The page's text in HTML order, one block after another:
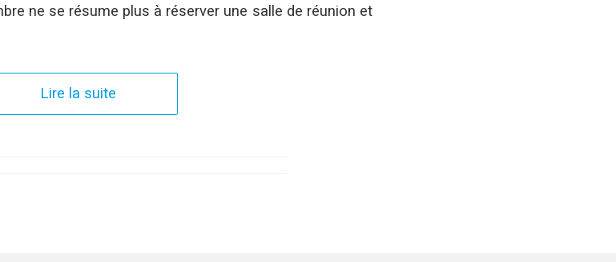
ne se résume plus à réserver une salle de réunion et
Lire la suite